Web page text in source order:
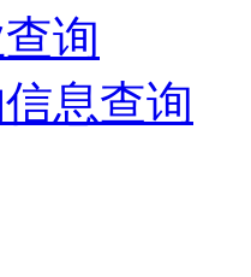
询
息查询